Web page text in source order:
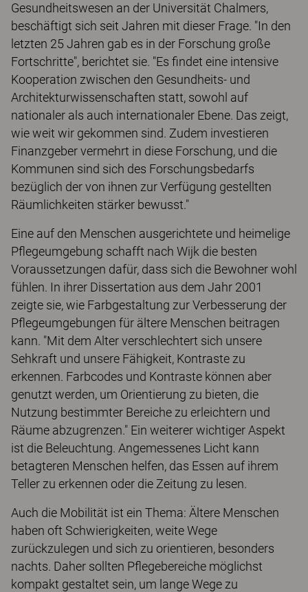
Gesundheitswesen an der Universität Chalmers,
beschäftigt sich seit Jahren mit dieser Frage. "In den
letzten 25 Jahren gab es in der Forschung große
Fortschritte", berichtet sie. "Es findet eine intensive
Kooperation zwischen den Gesundheits- und
Architekturwissenschaften statt, sowohl auf
nationaler als auch internationaler Ebene. Das zeigt,
wie weit wir gekommen sind. Zudem investieren
Finanzgeber vermehrt in diese Forschung, und die
Kommunen sind sich des Forschungsbedarfs
bezüglich der von ihnen zur Verfügung gestellten
Räumlichkeiten stärker bewusst."
Eine auf den Menschen ausgerichtete und heimelige
Pflegeumgebung schafft nach Wijk die besten
Voraussetzungen dafür, dass sich die Bewohner wohl
fühlen. In ihrer Dissertation aus dem Jahr 2001
zeigte sie, wie Farbgestaltung zur Verbesserung der
Pflegeumgebungen für ältere Menschen beitragen
kann. "Mit dem Alter verschlechtert sich unsere
Sehkraft und unsere Fähigkeit, Kontraste zu
erkennen. Farbcodes und Kontraste können aber
genutzt werden, um Orientierung zu bieten, die
Nutzung bestimmter Bereiche zu erleichtern und
Räume abzugrenzen." Ein weiterer wichtiger Aspekt
ist die Beleuchtung. Angemessenes Licht kann
betagteren Menschen helfen, das Essen auf ihrem
Teller zu erkennen oder die Zeitung zu lesen.
Auch die Mobilität ist ein Thema: Ältere Menschen
haben oft Schwierigkeiten, weite Wege
zurückzulegen und sich zu orientieren, besonders
nachts. Daher sollten Pflegebereiche möglichst
kompakt gestaltet sein, um lange Wege zu